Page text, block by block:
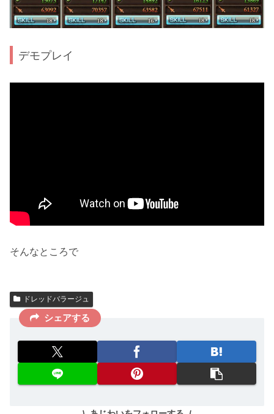
デモプレイ
そんなところで
ドレッドバラージュ
シェアする